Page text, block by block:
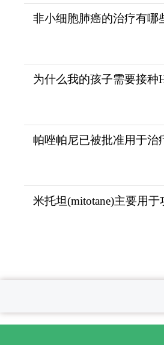
非小细胞肺癌的治疗有哪
为什么我的孩子需要接种
帕唑帕尼已被批准用于治
米托坦(mitotane)主要用